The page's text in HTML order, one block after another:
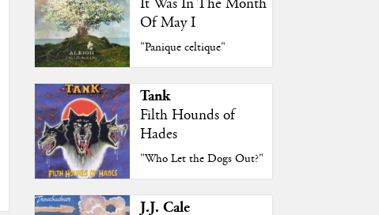
It Was In The Month
Of May I
"Panique celtique"
Tank
Filth Hounds of
Hades
"Who Let the Dogs Out?"
J.J. Cale